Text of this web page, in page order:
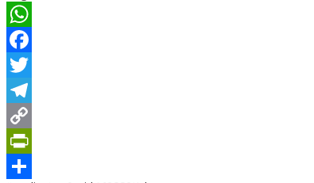
WhatsApp
Facebook
Twitter
Telegram
Copy
Link
PrintFriendly